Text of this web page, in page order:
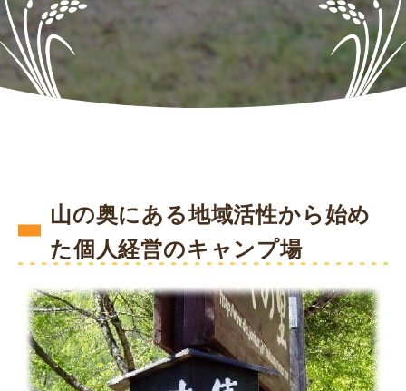
山の奥にある地域活性から始め
た個人経営のキャンプ場